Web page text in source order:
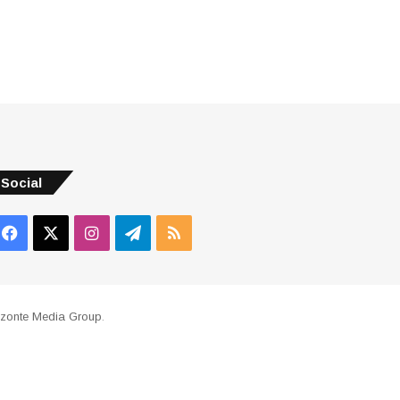
Social
Facebook InstagramTelegram
RSS
Media Group